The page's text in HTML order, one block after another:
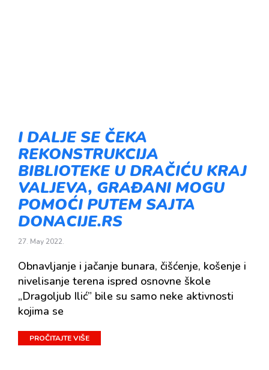
I DALJE SE ČEKA
REKONSTRUKCIJA
BIBLIOTEKE U DRAČIĆU KRAJ
VALJEVA, GRAĐANI MOGU
POMOĆI PUTEM SAJTA
DONACIJE.RS
27. May 2022.
Obnavljanje i jačanje bunara, čišćenje, košenje i
nivelisanje terena ispred osnovne škole
„Dragoljub Ilić” bile su samo neke aktivnosti
kojima se
PROČITAJTE VIŠE